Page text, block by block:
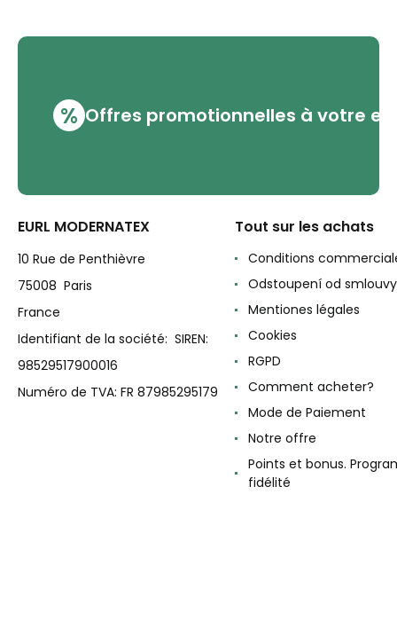
% Offres promotionnelles à votre
EURL MODERNATEX
10 Rue de Penthièvre
75008 Paris
France
Identifiant de la société: SIREN:
98529517900016
Numéro de TVA: FR 87985295179
Tout sur les achats
Conditions
Odstoupení od smlouvy
Mentiones légales
Cookies
RGPD
Comment acheter?
Mode de Paiement
Notre offre
Points et bonus.
fidélité